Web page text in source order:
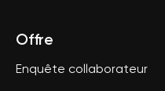
Offre
Enquête collaborateur